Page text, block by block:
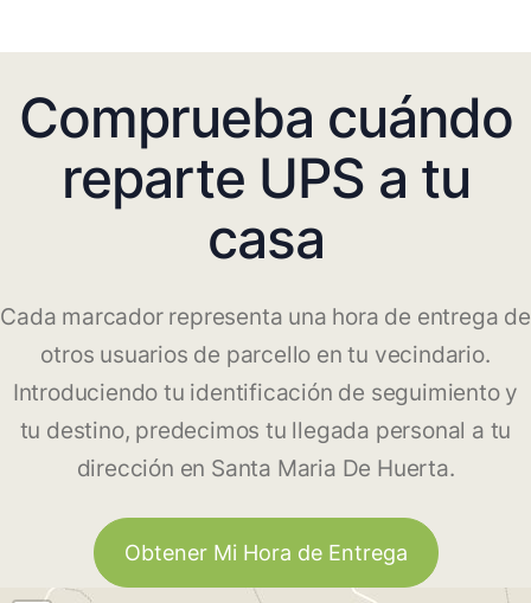
Comprueba cuándo
reparte UPS a tu
casa
Cada marcador representa una hora de entrega de
otros usuarios de parcello en tu vecindario.
Introduciendo tu identificación de seguimiento y
tu destino, predecimos tu llegada personal a tu
dirección en Santa Maria De Huerta.
Obtener Mi Hora de Entrega